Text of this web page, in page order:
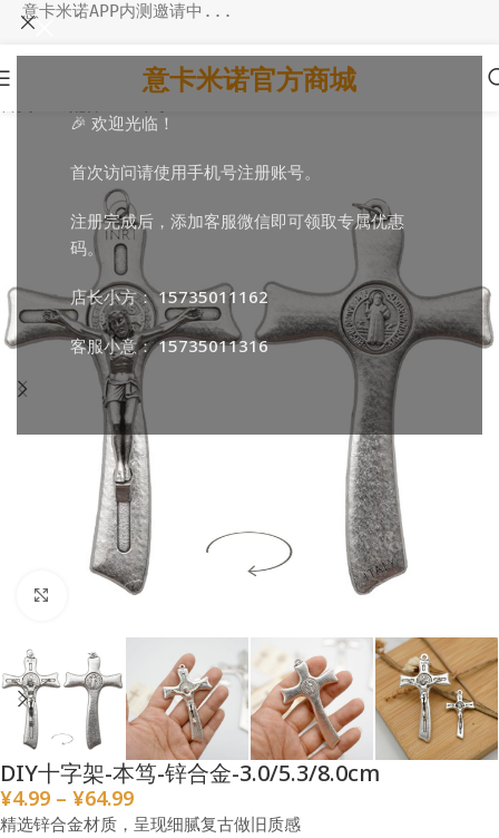
🎉 欢迎光临！
首次访问请使用手机号注册账号。
注册完成后，添加客服微信即可领取专属优惠
码。
店长小方：15735011162
客服小意：15735011316
意卡米诺APP内测邀请中...
意卡米诺官方商城
点击放大
DIY十字架-本笃-锌合金-3.0/5.3/8.0cm
¥4.99 – ¥64.99
精选锌合金材质，呈现细腻复古做旧质感